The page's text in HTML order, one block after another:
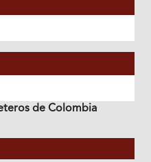
de Colombia